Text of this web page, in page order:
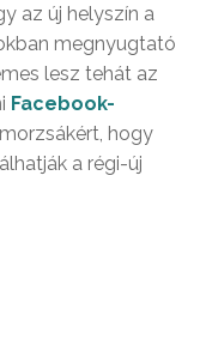
az új helyszín a
megnyugtató
lesz tehát az
Facebook-
hogy
a régi-új